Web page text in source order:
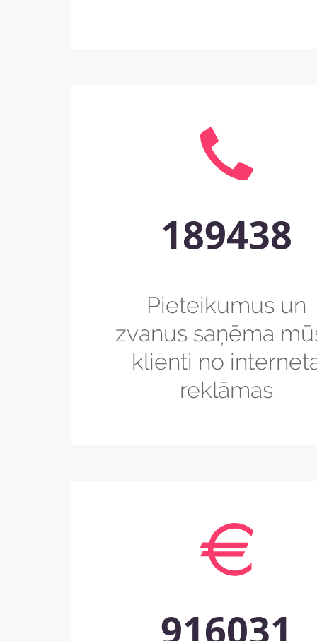
189438
Pieteikumus un
zvanus saņēma
klienti no
reklāmas
916031